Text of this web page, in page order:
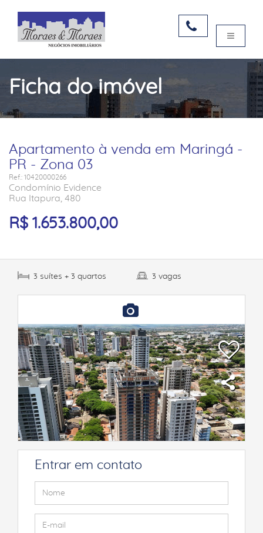
Ficha do imóvel
Apartamento à venda em Maringá -
PR - Zona 03
Ref.: 10420000266
Condomínio Evidence
Rua Itapura, 480
R$ 1.653.800,00
3 suítes + 3 quartos 3 vagas
Entrar em contato